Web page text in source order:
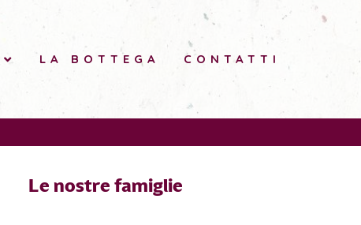
LA BOTTEGA CONTATTI
Le nostre famiglie